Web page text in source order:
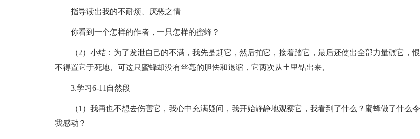
指导读出我的不耐烦、厌恶之情
你看到一个怎样的作者，一只怎样的蜜蜂？
（2）小结：为了发泄自己的不满，我先是赶它，然后拍它，接着踏它，最后还使出全部力量碾它，恨
不得置它于死地。可这只蜜蜂却没有丝毫的胆怯和退缩，它两次从土里钻出来。
3.学习6-11自然段
（1）我再也不想去伤害它，我心中充满疑问，我开始静静地观察它，我看到了什么？蜜蜂做了什么令
我感动？